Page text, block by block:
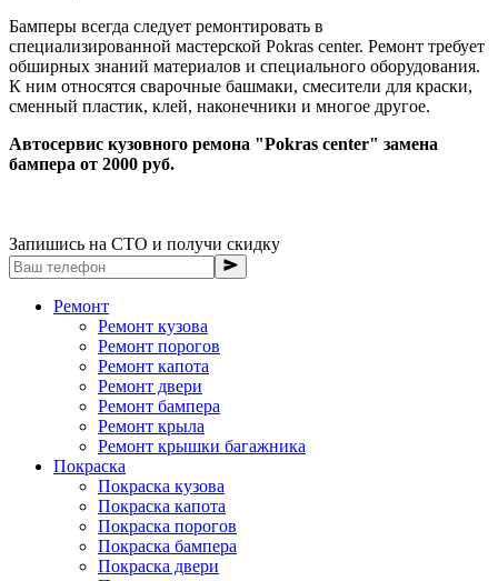
Бамперы всегда следует ремонтировать в
специализированной мастерской Pokras center. Ремонт требует
обширных знаний материалов и специального оборудования.
К ним относятся сварочные башмаки, смесители для краски,
сменный пластик, клей, наконечники и многое другое.
Автосервис кузовного ремона "Pokras center" замена
бампера от 2000 руб.
Запишись на СТО и получи скидку
Ремонт
Ремонт кузова
Ремонт порогов
Ремонт капота
Ремонт двери
Ремонт бампера
Ремонт крыла
Ремонт крышки багажника
Покраска
Покраска кузова
Покраска капота
Покраска порогов
Покраска бампера
Покраска двери